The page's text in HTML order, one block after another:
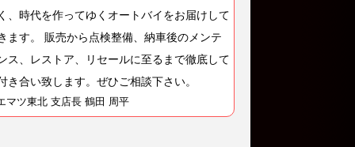
、時代を作ってゆくオートバイをお届けして
ます。 販売から点検整備、納車後のメンテ
ス、レストア、リセールに至るまで徹底して
き合い致します。ぜひご相談下さい。
マツ東北 支店長 鶴田 周平